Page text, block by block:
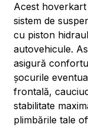
Acest
sistem de
cu piston
autovehicule.
asigură
șocurile
frontală,
stabilitate
plimbările tale